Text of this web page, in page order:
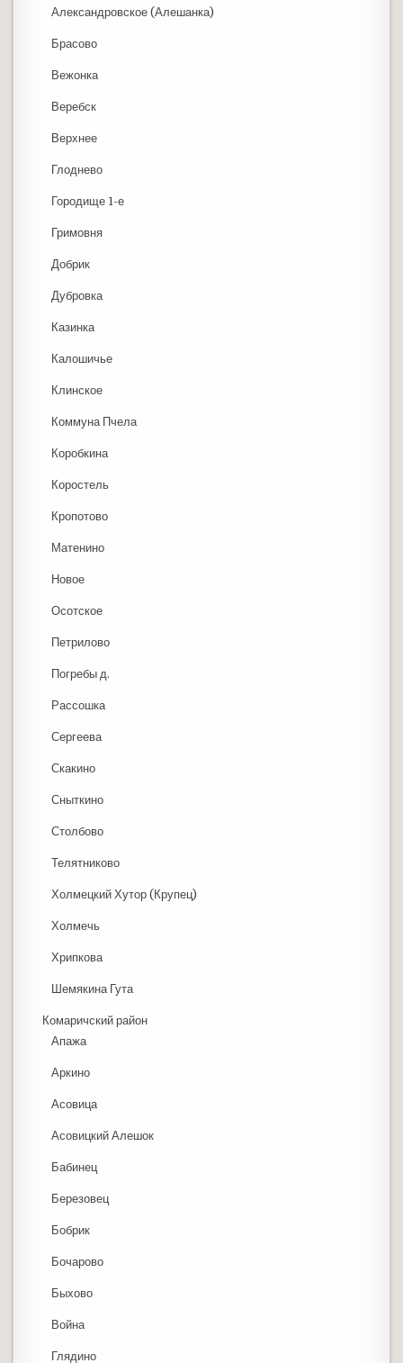
Александровское (Алешанка)
Брасово
Вежонка
Веребск
Верхнее
Глоднево
Городище 1-е
Гримовня
Добрик
Дубровка
Казинка
Калошичье
Клинское
Коммуна Пчела
Коробкина
Коростель
Кропотово
Матенино
Новое
Осотское
Петрилово
Погребы д.
Рассошка
Сергеева
Скакино
Сныткино
Столбово
Телятниково
Холмецкий Хутор (Крупец)
Холмечь
Хрипкова
Шемякина Гута
Комаричский район
Апажа
Аркино
Асовица
Асовицкий Алешок
Бабинец
Березовец
Бобрик
Бочарово
Быхово
Война
Глядино